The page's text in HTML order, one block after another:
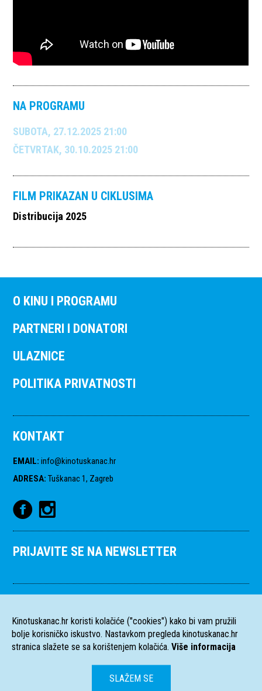
NA PROGRAMU
SUBOTA, 27.12.2025 21:00
ČETVRTAK, 30.10.2025 21:00
FILM PRIKAZAN U CIKLUSIMA
Distribucija 2025
O KINU I PROGRAMU
PARTNERI I DONATORI
ULAZNICE
POLITIKA PRIVATNOSTI
KONTAKT
EMAIL: info@kinotuskanac.hr
ADRESA: Tuškanac 1, Zagreb
PRIJAVITE SE NA NEWSLETTER
Kinotuskanac.hr koristi kolačiće ("cookies") kako bi vam pružili
bolje korisničko iskustvo. Nastavkom pregleda kinotuskanac.hr
stranica slažete se sa korištenjem kolačića. Više informacija
SLAŽEM SE